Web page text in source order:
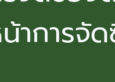
าการจั